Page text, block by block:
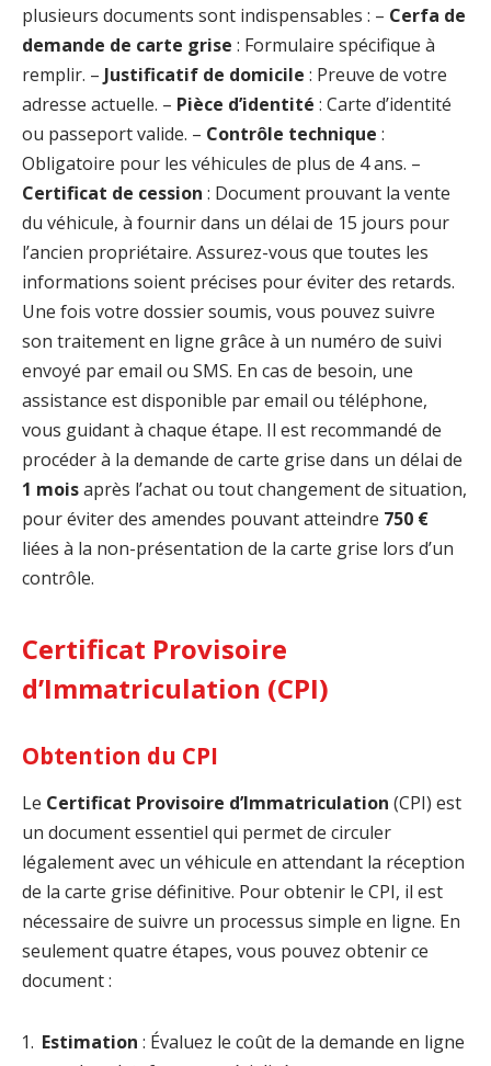
plusieurs documents sont indispensables : – Cerfa de
demande de carte grise : Formulaire spécifique à
remplir. – Justificatif de domicile : Preuve de votre
adresse actuelle. – Pièce d’identité : Carte d’identité
ou passeport valide. – Contrôle technique :
Obligatoire pour les véhicules de plus de 4 ans. –
Certificat de cession : Document prouvant la vente
du véhicule, à fournir dans un délai de 15 jours pour
l’ancien propriétaire. Assurez-vous que toutes les
informations soient précises pour éviter des retards.
Une fois votre dossier soumis, vous pouvez suivre
son traitement en ligne grâce à un numéro de suivi
envoyé par email ou SMS. En cas de besoin, une
assistance est disponible par email ou téléphone,
vous guidant à chaque étape. Il est recommandé de
procéder à la demande de carte grise dans un délai de
1 moisaprès l’achat ou tout changement de situation,
pour éviter des amendes pouvant atteindre 750 €
liées à la non-présentation de la carte grise lors d’un
contrôle.
Certificat Provisoire
d’Immatriculation (CPI)
Obtention du CPI
Le Certificat Provisoire d’Immatriculation (CPI) est
un document essentiel qui permet de circuler
légalement avec un véhicule en attendant la réception
de la carte grise définitive. Pour obtenir le CPI, il est
nécessaire de suivre un processus simple en ligne. En
seulement quatre étapes, vous pouvez obtenir ce
document :
Estimation : Évaluez le coût de la demande en ligne